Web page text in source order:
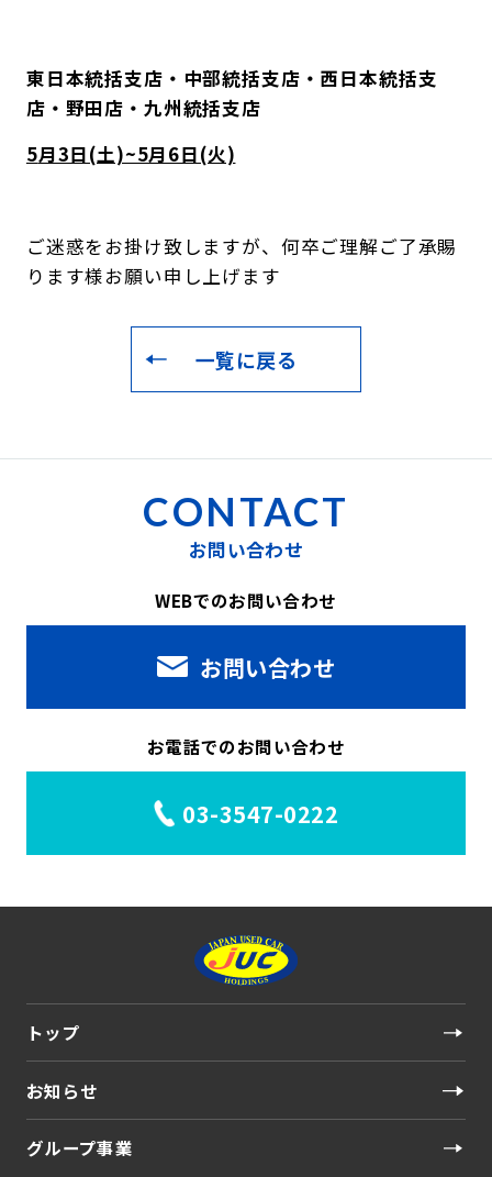
東日本統括支店・中部統括支店・西日本統括支
店・野田店・九州統括支店
5月3日(土)~5月6日(火)
ご迷惑をお掛け致しますが、何卒ご理解ご了承賜
ります様お願い申し上げます
一覧に戻る
CONTACT
お問い合わせ
WEBでのお問い合わせ
お問い合わせ
お電話でのお問い合わせ
03-3547-0222
トップ
お知らせ
グループ事業